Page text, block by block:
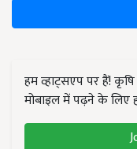
हम व्हाट्सएप पर हैं!
मोबाइल में पढ़ने के लिए